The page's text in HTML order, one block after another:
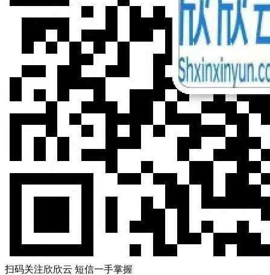
扫码关注欣欣云 短信一手掌握